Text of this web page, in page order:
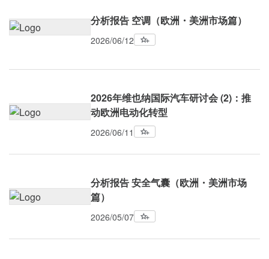
分析报告 空调（欧洲・美洲市场篇）
2026/06/12
2026年维也纳国际汽车研讨会 (2)：推
动欧洲电动化转型
2026/06/11
分析报告 安全气囊（欧洲・美洲市场
篇）
2026/05/07